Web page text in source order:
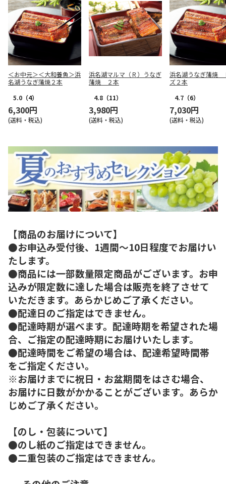
＜お中元＞＜大和養魚＞浜
名湖うなぎ蒲焼２本
5.0 （4）
6,300円
(送料・税込)
浜名湖マルマ（Ｒ）うなぎ
蒲焼 ２本
4.8 （11）
3,980円
(送料・税込)
浜名湖うなぎ蒲焼
ズ２本
4.7 （6）
7,030円
(送料・税込)
【商品のお届けについて】
●お申込み受付後、1週間～10日程度でお届けい
たします。
●商品には一部数量限定商品がございます。お申
込みが限定数に達した場合は販売を終了させて
いただきます。あらかじめご了承ください。
●配達日のご指定はできません。
●配達時期が選べます。配達時期を希望された場
合、ご指定の配達時期にお届けいたします。
●配達時間をご希望の場合は、配達希望時間帯
をご指定ください。
※お届けまでに祝日・お盆期間をはさむ場合、
お届けに日数がかかることがございます。あらか
じめご了承ください。
【のし・包装について】
●のし紙のご指定はできません。
●二重包装のご指定はできません。